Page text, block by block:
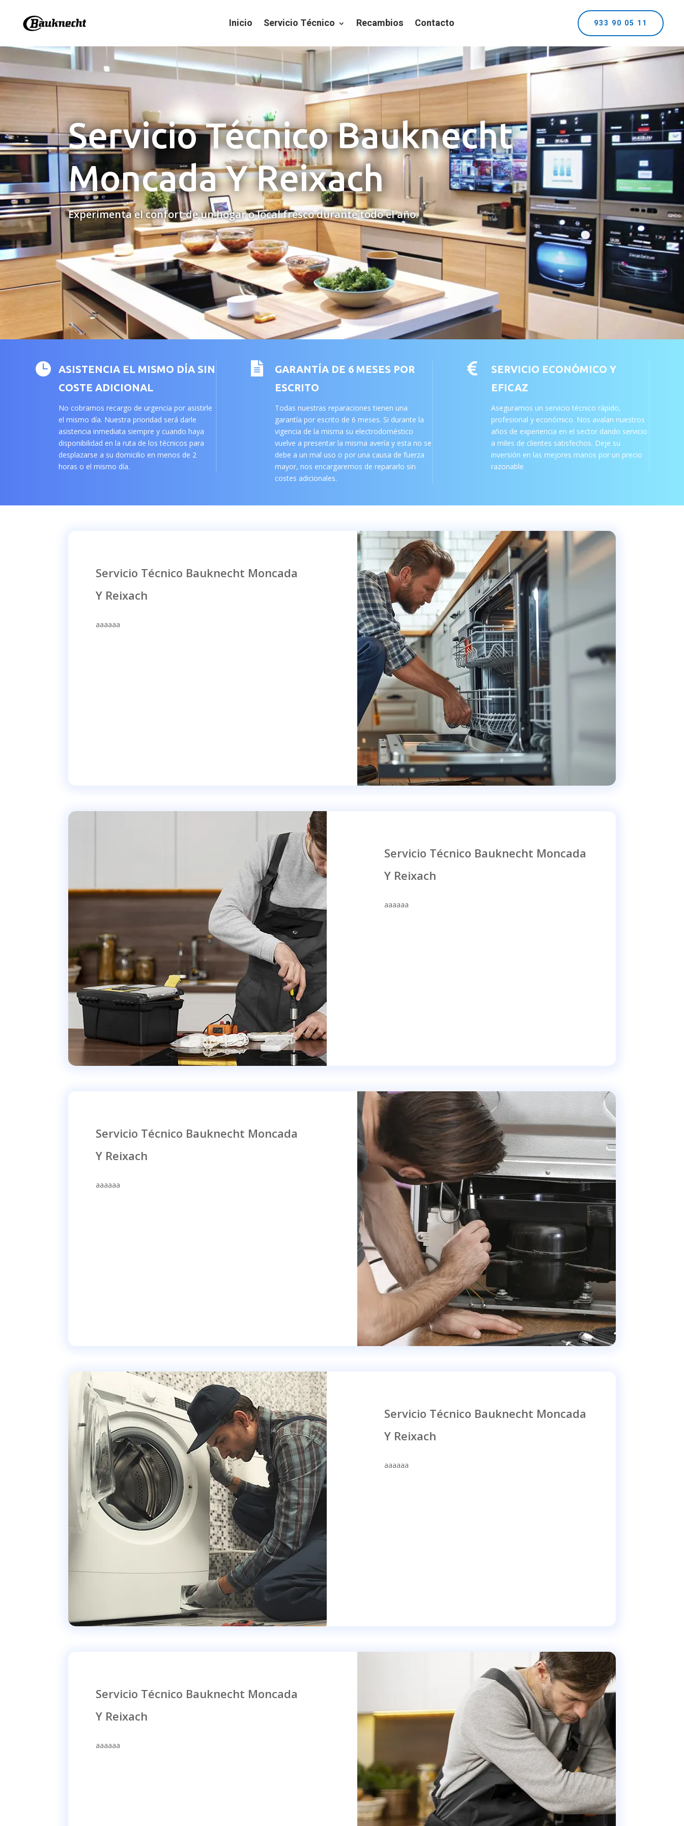
Inicio Servicio Técnico Recambios Contacto 933 90 05 11
Servicio Técnico Bauknecht
Moncada Y Reixach
Experimenta el confort de un hogar o local fresco durante todo el año.

ASISTENCIA EL MISMO DÍA SIN
COSTE ADICIONAL
No cobramos recargo de urgencia por asistirle
el mismo día. Nuestra prioridad será darle
asistencia inmediata siempre y cuando haya
disponibilidad en la ruta de los técnicos para
desplazarse a su domicilio en menos de 2
horas o el mismo día.

GARANTÍA DE 6 MESES POR
ESCRITO
Todas nuestras reparaciones tienen una
garantía por escrito de 6 meses. Si durante la
vigencia de la misma su electrodoméstico
vuelve a presentar la misma avería y esta no se
debe a un mal uso o por una causa de fuerza
mayor, nos encargaremos de repararlo sin
costes adicionales.

SERVICIO ECONÓMICO Y
EFICAZ
Aseguramos un servicio técnico rápido,
profesional y económico. Nos avalan nuestros
años de experiencia en el sector dando servicio
a miles de clientes satisfechos. Deje su
inversión en las mejores manos por un precio
razonable
Servicio Técnico Bauknecht Moncada
Y Reixach
aaaaaa
Servicio Técnico Bauknecht Moncada
Y Reixach
aaaaaa
Servicio Técnico Bauknecht Moncada
Y Reixach
aaaaaa
Servicio Técnico Bauknecht Moncada
Y Reixach
aaaaaa
Servicio Técnico Bauknecht Moncada
Y Reixach
aaaaaa